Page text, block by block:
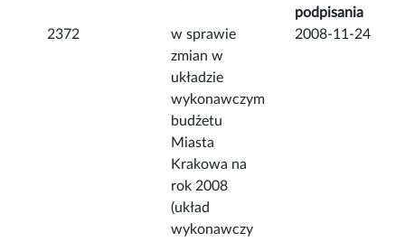
podpisania
2372
w sprawie
zmian w
układzie
wykonawczym
budżetu
Miasta
Krakowa na
rok 2008
(układ
wykonawczy
2008-11-24